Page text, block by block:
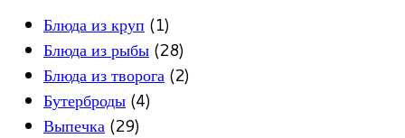
Блюда из круп (1)
Блюда из рыбы (28)
Блюда из творога (2)
Бутерброды (4)
Выпечка (29)